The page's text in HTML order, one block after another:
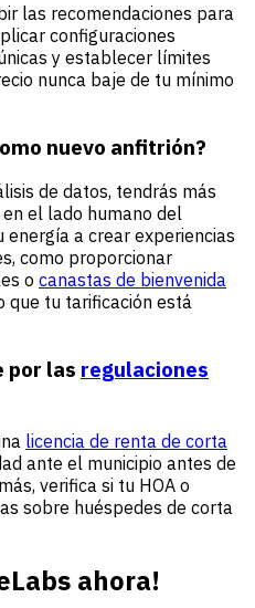
las recomendaciones para
configuraciones
y establecer límites
nunca baje de tu mínimo
nuevo anfitrión?
de datos, tendrás más
el lado humano del
energía a crear experiencias
como proporcionar
o canastas de bienvenida
que tu tarificación está
por las regulaciones
licencia de renta de corta
ante el municipio antes de
verifica si tu HOA o
sobre huéspedes de corta
ahora!